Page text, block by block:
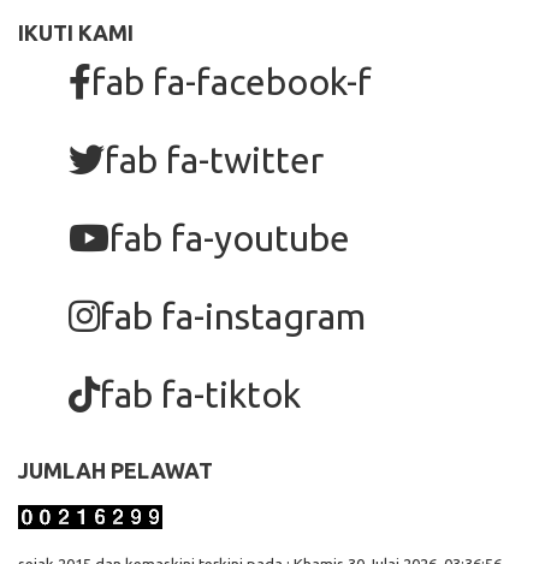
IKUTI KAMI
fab fa-facebook-f
fab fa-twitter
fab fa-youtube
fab fa-instagram
fab fa-tiktok
JUMLAH PELAWAT